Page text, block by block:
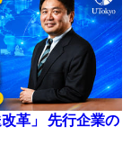
革」 先行企業の